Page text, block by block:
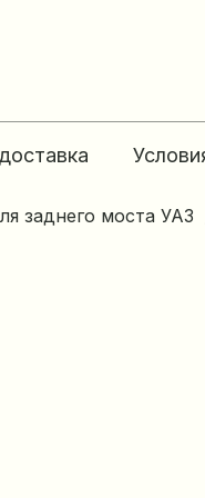
заднего моста УАЗ